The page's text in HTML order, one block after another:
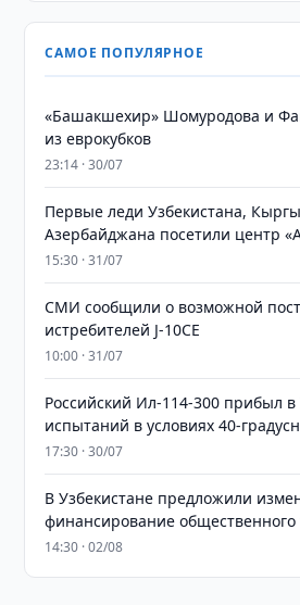
САМОЕ ПОПУЛЯРНОЕ
«Башакшехир» Шомуродова и
из еврокубков
23:14 · 30/07
Первые леди Узбекистана,
Азербайджана посетили центр
15:30 · 31/07
СМИ сообщили о возможной
истребителей J-10CE
10:00 · 31/07
Российский Ил-114-300 прибыл в
испытаний в условиях 40-
17:30 · 30/07
В Узбекистане предложили
финансирование общественного
14:30 · 02/08